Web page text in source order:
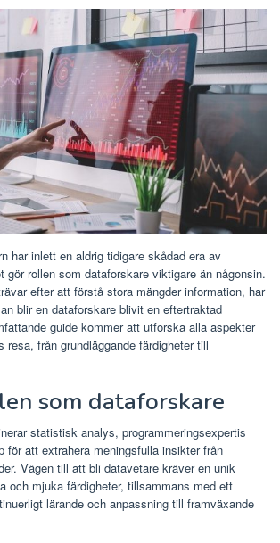
har inlett en aldrig tidigare skådad era av
gör rollen som dataforskare viktigare än någonsin.
efter att förstå stora mängder information, har
blir en dataforskare blivit en eftertraktad
guide kommer att utforska alla aspekter
resa, från grundläggande färdigheter till
som dataforskare
statistisk analys, programmeringsexpertis
för att extrahera meningsfulla insikter från
Vägen till att bli datavetare kräver en unik
och mjuka färdigheter, tillsammans med ett
lärande och anpassning till framväxande